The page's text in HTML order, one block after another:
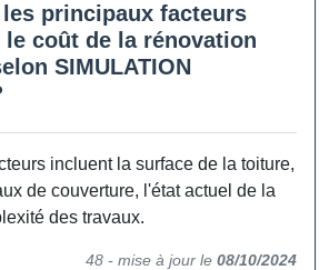
principaux facteurs
coût de la rénovation
SIMULATION
incluent la surface de la toiture,
de couverture, l'état actuel de la
des travaux.
48 - mise à jour le 08/10/2024